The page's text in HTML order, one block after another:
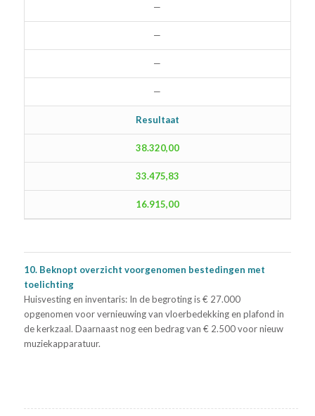
—
—
—
—
Resultaat
38.320,00
33.475,83
16.915,00
10. Beknopt overzicht voorgenomen bestedingen met
toelichting
Huisvesting en inventaris: In de begroting is € 27.000
opgenomen voor vernieuwing van vloerbedekking en plafond in
de kerkzaal. Daarnaast nog een bedrag van € 2.500 voor nieuw
muziekapparatuur.